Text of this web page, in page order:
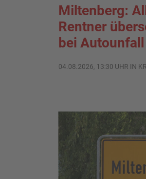
Miltenberg:
Rentner
bei Autounfall
04.08.2026, 13:30 UHR IN